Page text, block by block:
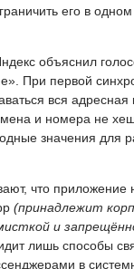
его в
объяснил
При первой
вся
и номера не
значения для
что приложение
(принадлежит
и
лишь способы
в